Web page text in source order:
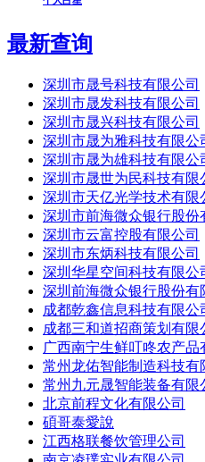
最新查询
深圳市晟号科技有限公司
深圳市晟发科技有限公司
深圳市晟兴科技有限公司
深圳市晟为雅科技有限公
深圳市晟为雄科技有限公
深圳市晟世为民科技有限
深圳市天亿光学技术有限
深圳市前海微众银行股份
深圳市云富控股有限公司
深圳市东炳科技有限公司
深圳华星空间科技有限公
深圳前海微众银行股份有
成都乾鑫信息科技有限公
成都三和道招商策划有限
广西南宁生鲜叮咚农产品
常州龙佑智能制造科技有
常州九元晟智能装备有限
北京前程文化有限公司
碩哥泰愛說
江西格联餐饮管理公司